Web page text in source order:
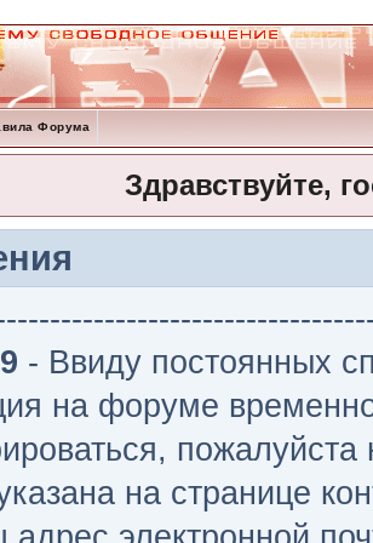
Форума
Здравствуйте,
- Ввиду постоянных
на форуме
на странице